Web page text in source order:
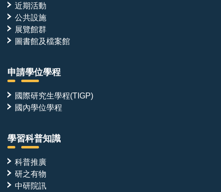
近期活動
公共設施
展覽館群
圖書館及檔案館
申請學位學程
國際研究生學程(TIGP)
國內學位學程
學習科普知識
科普推廣
研之有物
中研院訊